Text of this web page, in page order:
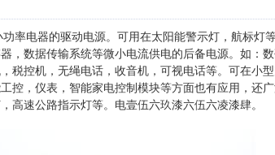
率电器的驱动电源。可用在太阳能警示灯，航标灯
，数据传输系统等微小电流供电的后备电源。如：
税控机，无绳电话，收音机，可视电话等。可在小
，仪表，智能家电控制模块等方面也有应用，还广
速公路指示灯等。电壹伍六玖漆六伍六凌漆肆。